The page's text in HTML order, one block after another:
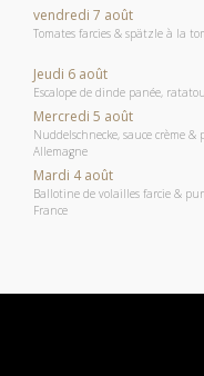
vendredi 7 août
Tomates farcies & spätzle à la
Jeudi 6 août
Escalope de dinde panée,
Mercredi 5 août
Nuddelschnecke, sauce crème
Allemagne
Mardi 4 août
Ballotine de volailles farcie &
France